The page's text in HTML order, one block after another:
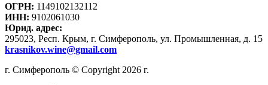
ОГРН: 1149102132112
ИНН: 9102061030
Юрид. адрес:
295023, Респ. Крым, г. Симферополь, ул. Промышленная, д. 15
krasnikov.wine@gmail.com
г. Симферополь © Copyright 2026 г.